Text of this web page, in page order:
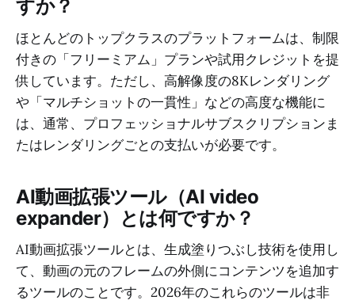
すか？
ほとんどのトップクラスのプラットフォームは、制限
付きの「フリーミアム」プランや試用クレジットを提
供しています。ただし、高解像度の8Kレンダリング
や「マルチショットの一貫性」などの高度な機能に
は、通常、プロフェッショナルサブスクリプションま
たはレンダリングごとの支払いが必要です。
AI動画拡張ツール（AI video
expander）とは何ですか？
AI動画拡張ツールとは、生成塗りつぶし技術を使用し
て、動画の元のフレームの外側にコンテンツを追加す
るツールのことです。2026年のこれらのツールは非